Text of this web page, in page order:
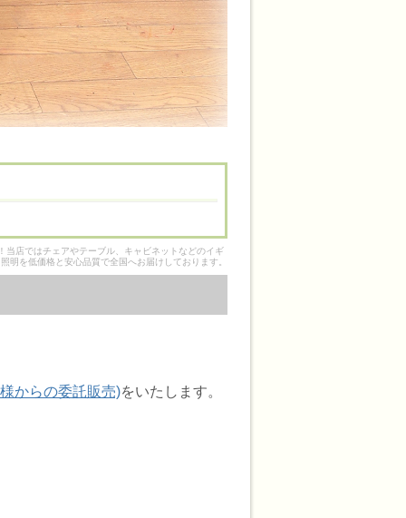
店ではチェアやテーブル、キャビネットなどのイギ
明を低価格と安心品質で全国へお届けしております。
からの委託販売)をいたします。